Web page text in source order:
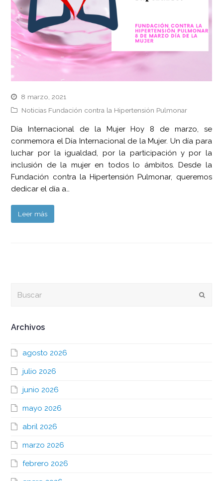
8 marzo, 2021
Noticias Fundación contra la Hipertensión Pulmonar
Día Internacional de la Mujer Hoy 8 de marzo, se
conmemora el Día Internacional de la Mujer. Un día para
luchar por la igualdad, por la participación y por la
inclusión de la mujer en todos lo ámbitos. Desde la
Fundación contra la Hipertensión Pulmonar, queremos
dedicar el día a…
Leer más
Archivos
agosto 2026
julio 2026
junio 2026
mayo 2026
abril 2026
marzo 2026
febrero 2026